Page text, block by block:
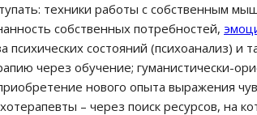
техники работы с собственным
собственных потребностей,
психических состояний (психоанализ) и
через обучение; гуманистически-
нового опыта выражения
– через поиск ресурсов, на